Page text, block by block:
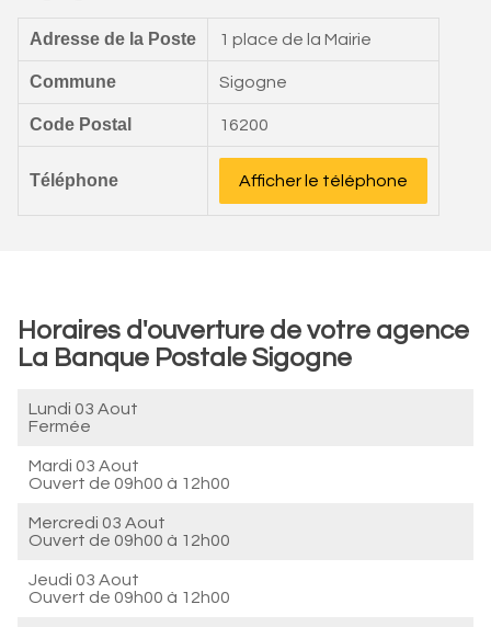
Adresse de la Poste 1 place de la Mairie
Commune Sigogne
Code Postal 16200
Téléphone Afficher le téléphone
Horaires d'ouverture de votre agence
La Banque Postale Sigogne
Lundi 03 Aout
Fermée
Mardi 03 Aout
Ouvert de 09h00 à 12h00
Mercredi 03 Aout
Ouvert de 09h00 à 12h00
Jeudi 03 Aout
Ouvert de 09h00 à 12h00